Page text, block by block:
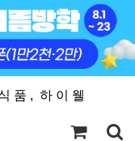
품 , 하 이 웰